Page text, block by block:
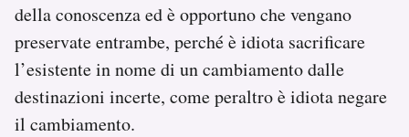
della conoscenza ed è opportuno che vengano
preservate entrambe, perché è idiota sacrificare
l’esistente in nome di un cambiamento dalle
destinazioni incerte, come peraltro è idiota negare
il cambiamento.